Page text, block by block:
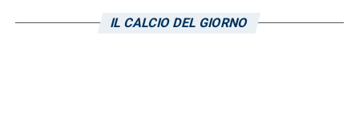
IL CALCIO DEL GIORNO